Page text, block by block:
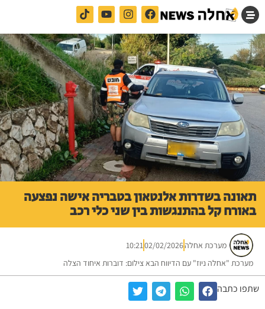
תאונה בשדרות אלנטאון בטבריה אישה נפצעה
באורח קל בהתנגשות בין שני כלי רכב
מערכת אחלה02/02/2026
10:21
מערכת "אחלה ניוז" עם הדיווח הבא צילום: דוברות איחוד הצלה
שתפו כתבה